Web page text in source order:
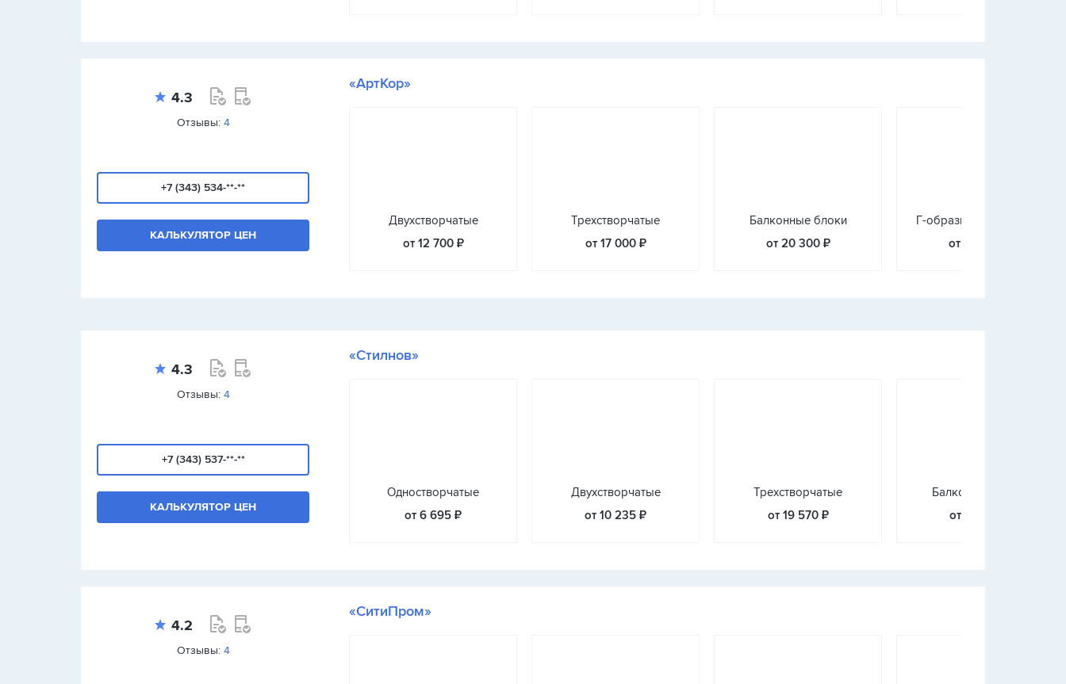
4.3
Отзывы: 4
+7 (343) 534-**-**
КАЛЬКУЛЯТОР ЦЕН
«АртКор»
Двухстворчатые
от 12 700 ₽
Трехстворчатые
от 17 000 ₽
Балконные блоки
от 20 300 ₽
Г-образное остекление
от 23 700 ₽
4.3
Отзывы: 4
+7 (343) 537-**-**
КАЛЬКУЛЯТОР ЦЕН
«Стилнов»
Одностворчатые
от 6 695 ₽
Двухстворчатые
от 10 235 ₽
Трехстворчатые
от 19 570 ₽
Балконные блоки
от 16 932 ₽
4.2
Отзывы: 4
«СитиПром»